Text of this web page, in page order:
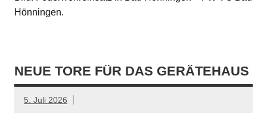
Hönningen.
NEUE TORE FÜR DAS GERÄTEHAUS
5. Juli 2026